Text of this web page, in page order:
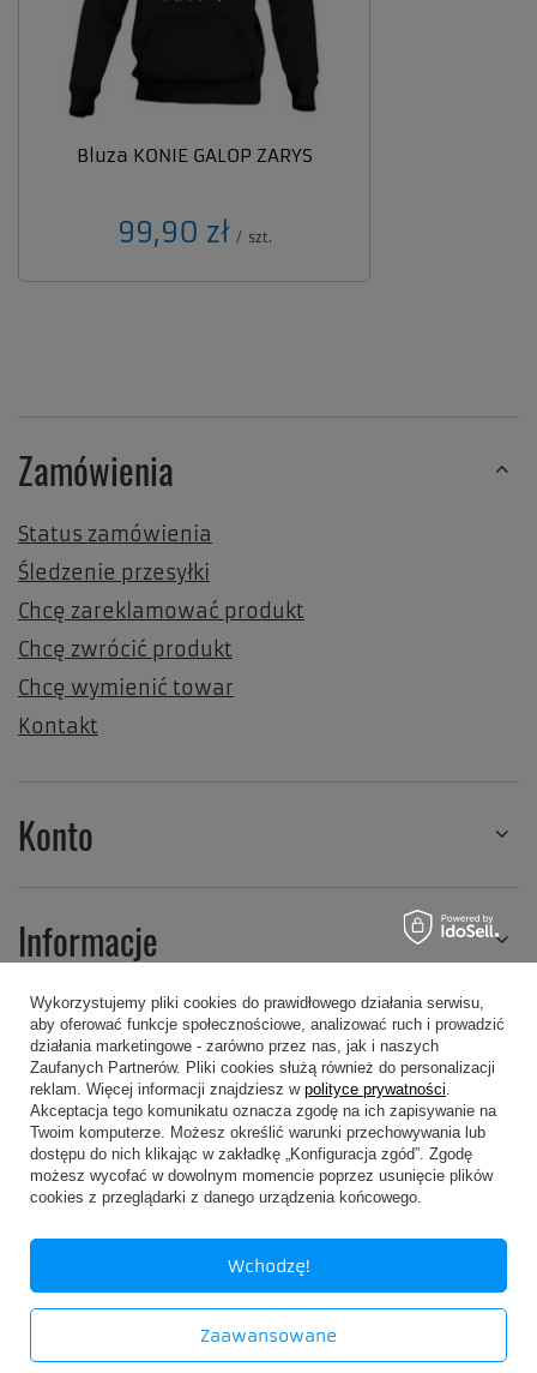
Bluza KONIE GALOP ZARYS
99,90 zł / szt.
Zamówienia
Status zamówienia
Śledzenie przesyłki
Chcę zareklamować produkt
Chcę zwrócić produkt
Chcę wymienić towar
Kontakt
Konto
Informacje
Regulaminy
607 605 505 kropa@kropa.pl
W sklepie prezentujemy ceny brutto (z VAT).
Wykorzystujemy pliki cookies do prawidłowego działania serwisu,
aby oferować funkcje społecznościowe, analizować ruch i prowadzić
działania marketingowe - zarówno przez nas, jak i naszych
Zaufanych Partnerów. Pliki cookies służą również do personalizacji
reklam. Więcej informacji znajdziesz w polityce prywatności.
Akceptacja tego komunikatu oznacza zgodę na ich zapisywanie na
Twoim komputerze. Możesz określić warunki przechowywania lub
dostępu do nich klikając w zakładkę „Konfiguracja zgód”. Zgodę
możesz wycofać w dowolnym momencie poprzez usunięcie plików
cookies z przeglądarki z danego urządzenia końcowego.
Zaawansowane
Wchodzę!